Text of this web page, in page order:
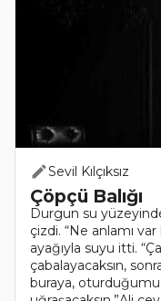
Sevil Kılçıksız
Çöpçü Balığı
Durgun su
çizdi. “Ne anlamı var
ayağıyla suyu itti.
çabalayacaksın,
buraya,